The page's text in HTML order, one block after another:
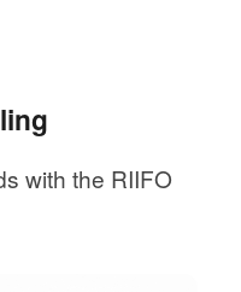
with the RIIFO